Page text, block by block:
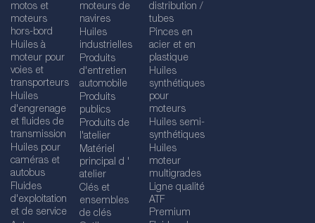
motos et
moteurs
hors-bord
Huiles à
moteur pour
voies et
transporteurs
Huiles
d'engrenage
et fluides de
transmission
Huiles pour
caméras et
autobus
Fluides
d'exploitation
et de service
moteurs de
navires
Huiles
industrielles
Produits
d'entretien
automobile
Produits
publics
Produits de
l'atelier
Matériel
principal d '
atelier
Clés et
ensembles
de clés
distribution /
tubes
Pinces en
acier et en
plastique
Huiles
synthétiques
pour
moteurs
Huiles semi-
synthétiques
Huiles
moteur
multigrades
Ligne qualité
ATF
Premium